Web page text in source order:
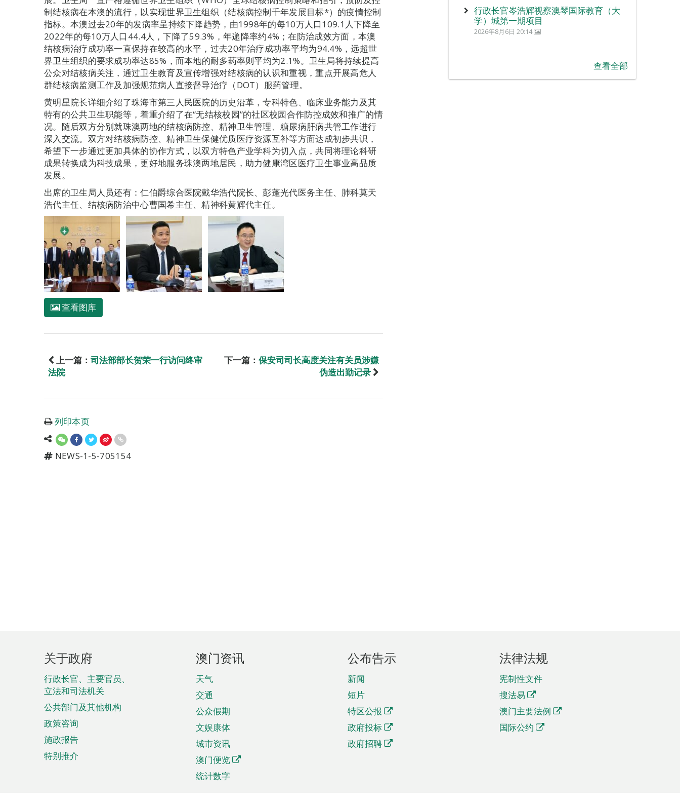
制结核病在本澳的流行，以实现世界卫生组织（结核病控制千年发展目标*）的疫情控制
指标。本澳过去20年的发病率呈持续下降趋势，由1998年的每10万人口109.1人下降至
2022年的每10万人口44.4人，下降了59.3%，年递降率约4%；在防治成效方面，本澳
结核病治疗成功率一直保持在较高的水平，过去20年治疗成功率平均为94.4%，远超世
界卫生组织的要求成功率达85%，而本地的耐多药率则平均为2.1%。卫生局将持续提高
公众对结核病关注，通过卫生教育及宣传增强对结核病的认识和重视，重点开展高危人
群结核病监测工作及加强规范病人直接督导治疗（DOT）服药管理。
黄明星院长详细介绍了珠海市第三人民医院的历史沿革，专科特色、临床业务能力及其
特有的公共卫生职能等，着重介绍了在“无结核校园”的社区校园合作防控成效和推广的情
况。随后双方分别就珠澳两地的结核病防控、精神卫生管理、糖尿病肝病共管工作进行
深入交流。双方对结核病防控、精神卫生保健优质医疗资源互补等方面达成初步共识，
希望下一步通过更加具体的协作方式，以双方特色产业学科为切入点，共同将理论科研
成果转换成为科技成果，更好地服务珠澳两地居民，助力健康湾区医疗卫生事业高品质
发展。
出席的卫生局人员还有：仁伯爵综合医院戴华浩代院长、彭蓬光代医务主任、肺科莫天
浩代主任、结核病防治中心曹国希主任、精神科黄辉代主任。
查看图库
上一篇： 司法部部长贺荣一行访问终审
法院
下一篇： 保安司司长高度关注有关员涉嫌
伪造出勤记录
列印本页
NEWS-1-5-705154
行政长官岑浩辉视察澳琴国际教育（大
学）城第一期项目
2026年8月6日 20:14
查看全部
页
脚
菜
单
关于政府
行政长官、主要官员、
立法和司法机关
公共部门及其他机构
政策咨询
施政报告
特别推介
澳门资讯
天气
交通
公众假期
文娱康体
城市资讯
澳门便览
统计数字
公布告示
新闻
短片
特区公报
政府投标
政府招聘
法律法规
宪制性文件
搜法易
澳门主要法例
国际公约